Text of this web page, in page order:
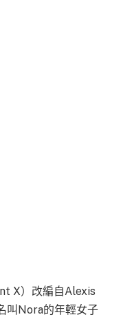
X）改編自Alexis
叫Nora的年輕女子